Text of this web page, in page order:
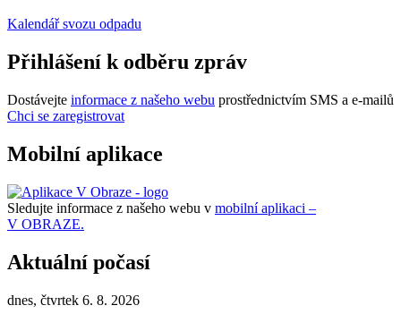
Kalendář svozu odpadu
Přihlášení k odběru zpráv
Dostávejte informace z našeho webu prostřednictvím SMS a e-mailů
Chci se zaregistrovat
Mobilní aplikace
Sledujte informace z našeho webu v mobilní aplikaci –
V OBRAZE.
Aktuální počasí
dnes, čtvrtek 6. 8. 2026